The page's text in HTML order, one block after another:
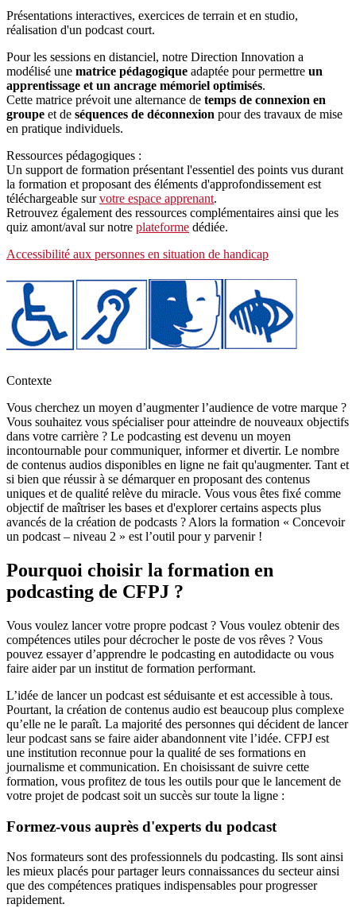
Présentations interactives, exercices de terrain et en studio,
réalisation d'un podcast court.
Pour les sessions en distanciel, notre Direction Innovation a
modélisé une matrice pédagogique adaptée pour permettre un
apprentissage et un ancrage mémoriel optimisés.
Cette matrice prévoit une alternance de temps de connexion en
groupe et de séquences de déconnexion pour des travaux de mise
en pratique individuels.
Ressources pédagogiques :
Un support de formation présentant l'essentiel des points vus durant
la formation et proposant des éléments d'approfondissement est
téléchargeable survotre espace apprenant.
Retrouvez également des ressources complémentaires ainsi que les
quiz amont/aval sur notre plateforme dédiée.
Accessibilité aux personnes en situation de handicap
Contexte
Vous cherchez un moyen d’augmenter l’audience de votre marque ?
Vous souhaitez vous spécialiser pour atteindre de nouveaux objectifs
dans votre carrière ? Le podcasting est devenu un moyen
incontournable pour communiquer, informer et divertir. Le nombre
de contenus audios disponibles en ligne ne fait qu'augmenter. Tant et
si bien que réussir à se démarquer en proposant des contenus
uniques et de qualité relève du miracle. Vous vous êtes fixé comme
objectif de maîtriser les bases et d'explorer certains aspects plus
avancés de la création de podcasts ? Alors la formation « Concevoir
un podcast – niveau 2 » est l’outil pour y parvenir !
Pourquoi choisir la formation en
podcasting de CFPJ ?
Vous voulez lancer votre propre podcast ? Vous voulez obtenir des
compétences utiles pour décrocher le poste de vos rêves ? Vous
pouvez essayer d’apprendre le podcasting en autodidacte ou vous
faire aider par un institut de formation performant.
L’idée de lancer un podcast est séduisante et est accessible à tous.
Pourtant, la création de contenus audio est beaucoup plus complexe
qu’elle ne le paraît. La majorité des personnes qui décident de lancer
leur podcast sans se faire aider abandonnent vite l’idée. CFPJ est
une institution reconnue pour la qualité de ses formations en
journalisme et communication. En choisissant de suivre cette
formation, vous profitez de tous les outils pour que le lancement de
votre projet de podcast soit un succès sur toute la ligne :
Formez-vous auprès d'experts du podcast
Nos formateurs sont des professionnels du podcasting. Ils sont ainsi
les mieux placés pour partager leurs connaissances du secteur ainsi
que des compétences pratiques indispensables pour progresser
rapidement.